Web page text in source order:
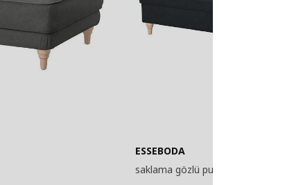
ESSEBODA
saklama gözlü puf